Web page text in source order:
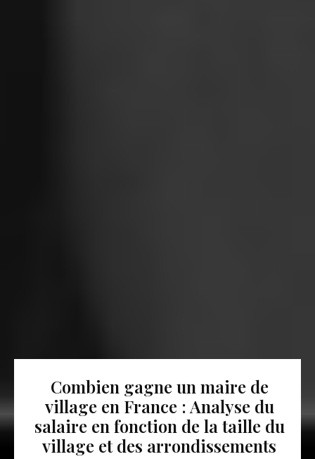
Combien gagne un maire de
village en France : Analyse du
salaire en fonction de la taille du
village et des arrondissements